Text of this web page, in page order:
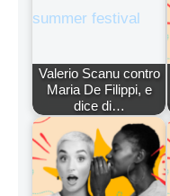
Valerio Scanu contro
Maria De Filippi, e
dice di…